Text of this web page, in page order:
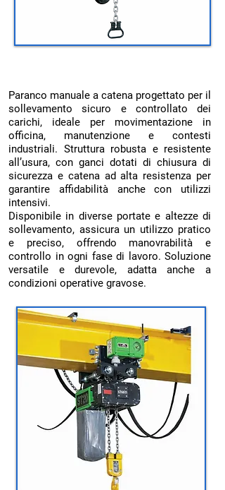
Paranco manuale a catena progettato per il
sollevamento sicuro e controllato dei
carichi, ideale per movimentazione in
officina, manutenzione e contesti
industriali. Struttura robusta e resistente
all’usura, con ganci dotati di chiusura di
sicurezza e catena ad alta resistenza per
garantire affidabilità anche con utilizzi
intensivi.
Disponibile in diverse portate e altezze di
sollevamento, assicura un utilizzo pratico
e preciso, offrendo manovrabilità e
controllo in ogni fase di lavoro. Soluzione
versatile e durevole, adatta anche a
condizioni operative gravose.